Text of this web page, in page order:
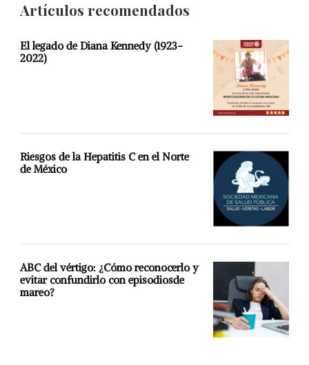
Artículos recomendados
El legado de Diana Kennedy (1923-
2022)
Riesgos de la Hepatitis C en el Norte
de México
ABC del vértigo: ¿Cómo reconocerlo y
evitar confundirlo con episodiosde
mareo?